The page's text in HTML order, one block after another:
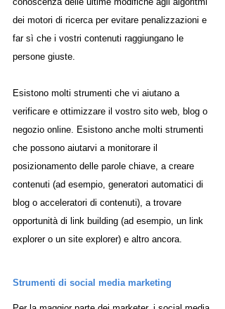
dei motori di ricerca per evitare penalizzazioni e
far sì che i vostri contenuti raggiungano le
persone giuste.
Esistono molti strumenti che vi aiutano a
verificare e ottimizzare il vostro sito web, blog o
negozio online. Esistono anche molti strumenti
che possono aiutarvi a monitorare il
posizionamento delle parole chiave, a creare
contenuti (ad esempio, generatori automatici di
blog o acceleratori di contenuti), a trovare
opportunità di link building (ad esempio, un link
explorer o un site explorer) e altro ancora.
Strumenti di social media marketing